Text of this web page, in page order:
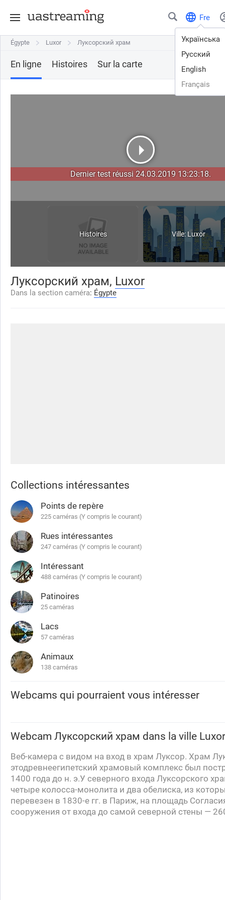
Fre
Українська
Русский
English
Français
Égypte Luxor Луксорский храм
Égypte Luxor Луксорский храм
En ligne Histoires Sur la carte
Dernier test réussi 24.03.2019 13:23:18.
Histoires Ville: Luxor
Луксорский храм, Luxor
Dans la section caméra: Égypte
Collections intéressantes
Points de repère
225 caméras (Y compris le courant)
Rues intéressantes
247 caméras (Y compris le courant)
Intéressant
488 caméras (Y compris le courant)
Patinoires
25 caméras
Lacs
57 caméras
Animaux
138 caméras
Webcams qui pourraient vous intéresser
Webcam Луксорский храм dans la ville Luxor
Веб-камера с видом на вход в храм Луксор. Храм
этодревнеегипетский храмовый комплекс был
1400 года до н. э.У северного входа Луксорского
четыре колосса-монолита и два обелиска, из
перевезен в 1830-е гг. в Париж, на площадь
сооружения от входа до самой северной стены —